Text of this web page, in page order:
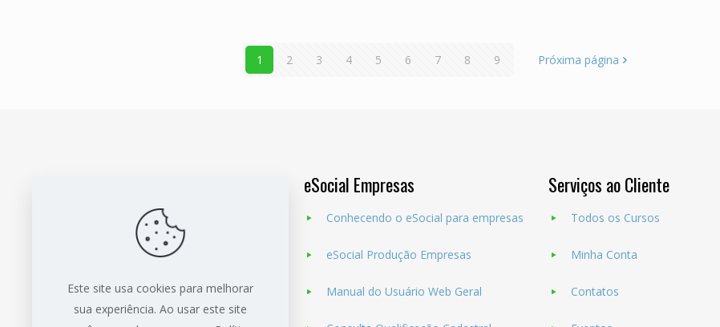
1 2 3 4 5 6 7 8 9 Próxima página
medicina e segurança do trabalho, com
treinamentos, assessorias e com cursos
eSocial Empresas
Conhecendo o eSocial para empresas
eSocial Produção Empresas
Manual do Usuário Web Geral
Serviços ao Cliente
Todos os Cursos
Minha Conta
Contatos
Este site usa cookies para melhorar
sua experiência. Ao usar este site